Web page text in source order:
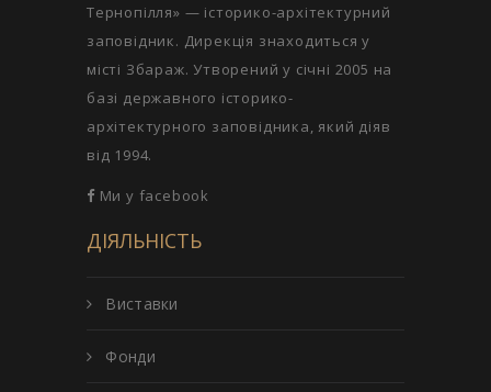
Тернопілля» — історико-архітектурний
заповідник. Дирекція знаходиться у
місті Збараж. Утворений у січні 2005 на
базі державного історико-
архітектурного заповідника, який діяв
від 1994.
Ми у facebook
ДІЯЛЬНІСТЬ
Виставки
Фонди